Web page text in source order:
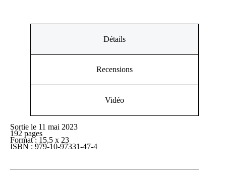
opérations
Détails
Recensions
Vidéo
Sortie le 11 mai 2023
192 pages
Format : 15,5 x 23
ISBN : 979-10-97331-47-4